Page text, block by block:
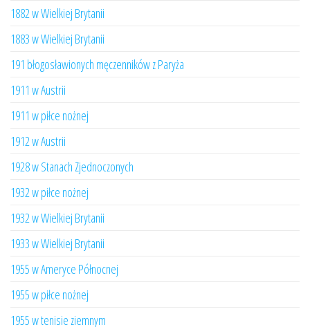
1882 w Wielkiej Brytanii
1883 w Wielkiej Brytanii
191 błogosławionych męczenników z Paryża
1911 w Austrii
1911 w piłce nożnej
1912 w Austrii
1928 w Stanach Zjednoczonych
1932 w piłce nożnej
1932 w Wielkiej Brytanii
1933 w Wielkiej Brytanii
1955 w Ameryce Północnej
1955 w piłce nożnej
1955 w tenisie ziemnym